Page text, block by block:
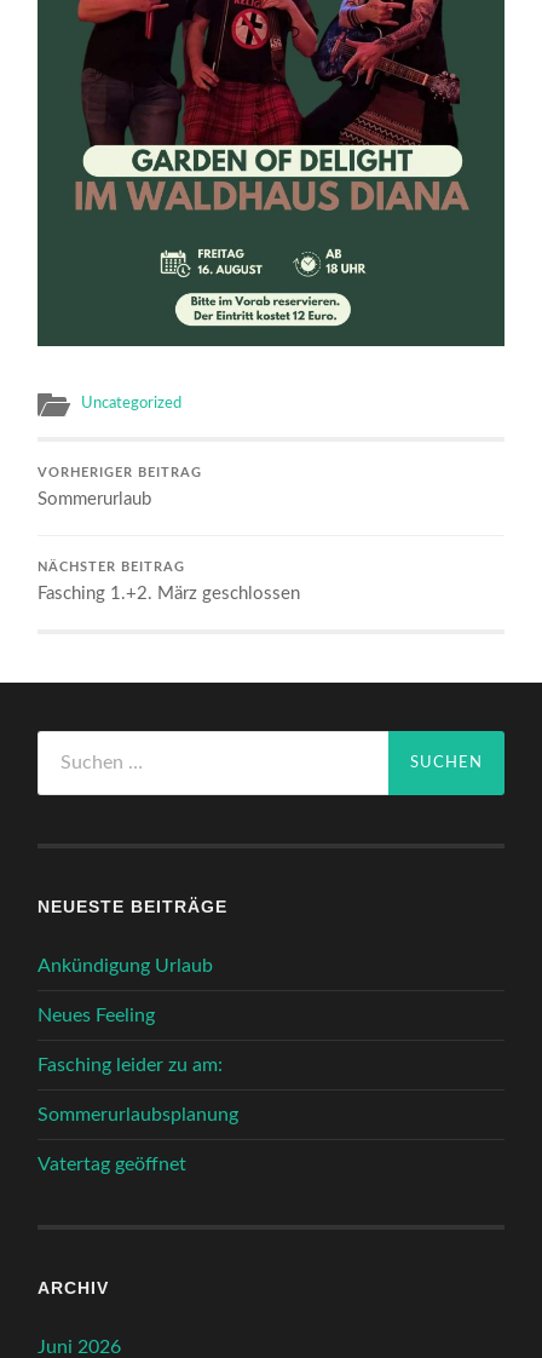
Uncategorized
VORHERIGER BEITRAG
Sommerurlaub
NÄCHSTER BEITRAG
Fasching 1.+2. März geschlossen
nach:
NEUESTE BEITRÄGE
Ankündigung Urlaub
Neues Feeling
Fasching leider zu am:
Sommerurlaubsplanung
Vatertag geöffnet
ARCHIV
Juni 2026